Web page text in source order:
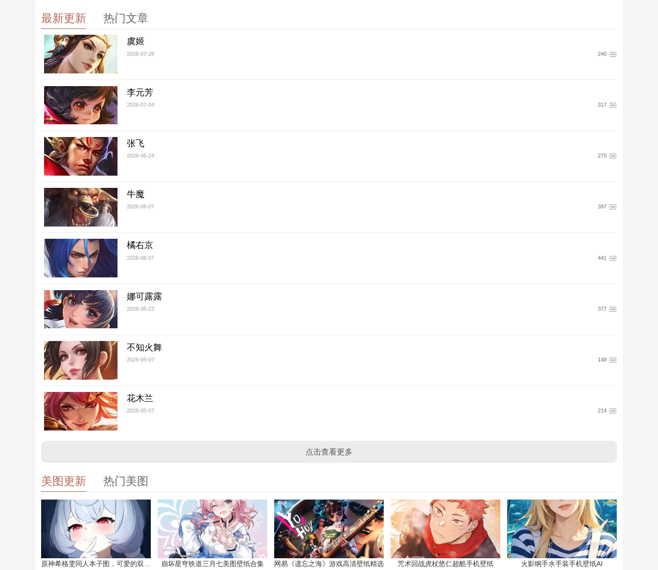
最新更新 热门文章
虞姬
2026-07-28 240
李元芳
2026-07-04 317
张飞
2026-06-24 270
牛魔
2026-06-07 397
橘右京
2026-06-07 441
娜可露露
2026-05-23 377
不知火舞
2026-05-07 148
花木兰
2026-05-07 214
点击查看更多
美图更新 热门美图
崩坏星穹铁道三月七美图壁纸合集 网易《遗忘之海》游戏高清壁纸精选 咒术回战虎杖悠仁超酷手机壁纸 火影纲手水手装手机壁纸AI